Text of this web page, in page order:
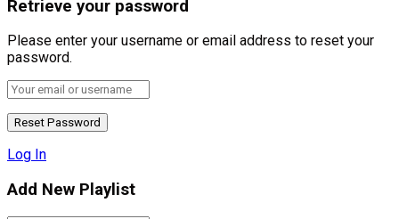
Retrieve your password
Please enter your username or email address to reset your
password.
Log In
Add New Playlist